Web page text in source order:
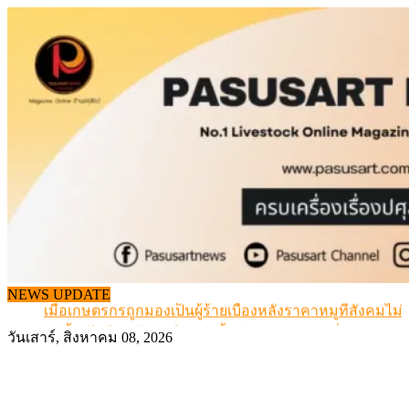
content
NEWS UPDATE
สกัดลักลอบนำเข้าเอ็นโคแช่แข็งกว่า 12.6 ตัน สมุทรสาคร
เมื่อเกษตรกรถูกมองเป็นผู้ร้ายเบื้องหลังราคาหมูที่สังคมไม่
สุดอั้น! ไข่ไก่หน้าฟาร์มปรับขึ้นอีก 6 บาท/แผง เริ่ม 7 ส.ค.69
วันเสาร์, สิงหาคม 08, 2026